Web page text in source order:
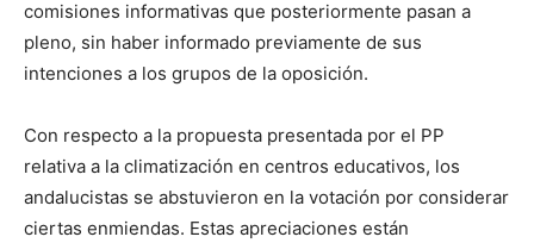
comisiones informativas que posteriormente pasan a
pleno, sin haber informado previamente de sus
intenciones a los grupos de la oposición.
Con respecto a la propuesta presentada por el PP
relativa a la climatización en centros educativos, los
andalucistas se abstuvieron en la votación por considerar
ciertas enmiendas. Estas apreciaciones están